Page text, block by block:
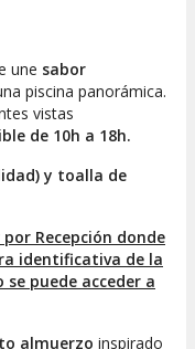
une sabor
piscina panorámica.
vistas
de 10h a 18h.
y toalla de
Recepción donde
identificativa de la
puede acceder a
almuerzo inspirado